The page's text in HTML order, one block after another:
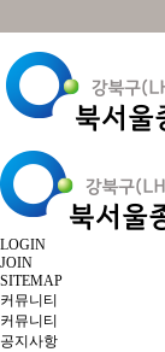
LOGIN
JOIN
SITEMAP
커뮤니티
커뮤니티
공지사항